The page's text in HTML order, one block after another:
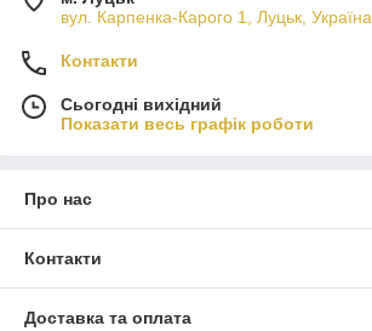
вул. Карпенка-Карого 1, Луцьк, Україна
Контакти
Сьогодні вихідний
Показати весь графік роботи
Про нас
Контакти
Доставка та оплата